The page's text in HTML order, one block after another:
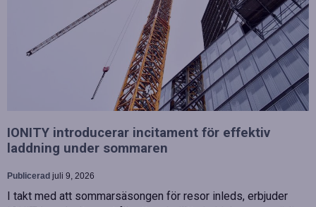
IONITY introducerar incitament för effektiv
laddning under sommaren
Publicerad juli 9, 2026
I takt med att sommarsäsongen för resor inleds, erbjuder